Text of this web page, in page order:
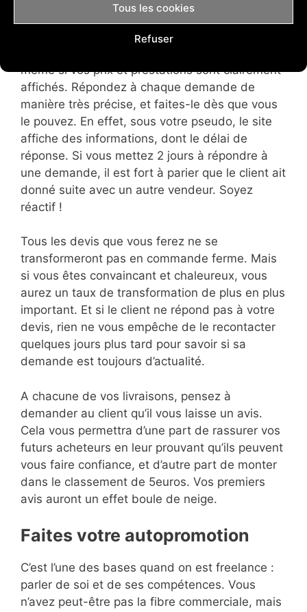
Tous les cookies
Refuser
c’est la relation client. Sur 5euros.com, vous
même si vos prix et prestations sont clairement
affichés. Répondez à chaque demande de
manière très précise, et faites-le dès que vous
le pouvez. En effet, sous votre pseudo, le site
affiche des informations, dont le délai de
réponse. Si vous mettez 2 jours à répondre à
une demande, il est fort à parier que le client ait
donné suite avec un autre vendeur. Soyez
réactif !
Tous les devis que vous ferez ne se
transformeront pas en commande ferme. Mais
si vous êtes convaincant et chaleureux, vous
aurez un taux de transformation de plus en plus
important. Et si le client ne répond pas à votre
devis, rien ne vous empêche de le recontacter
quelques jours plus tard pour savoir si sa
demande est toujours d’actualité.
A chacune de vos livraisons, pensez à
demander au client qu’il vous laisse un avis.
Cela vous permettra d’une part de rassurer vos
futurs acheteurs en leur prouvant qu’ils peuvent
vous faire confiance, et d’autre part de monter
dans le classement de 5euros. Vos premiers
avis auront un effet boule de neige.
Faites votre autopromotion
C’est l’une des bases quand on est freelance :
parler de soi et de ses compétences. Vous
n’avez peut-être pas la fibre commerciale, mais